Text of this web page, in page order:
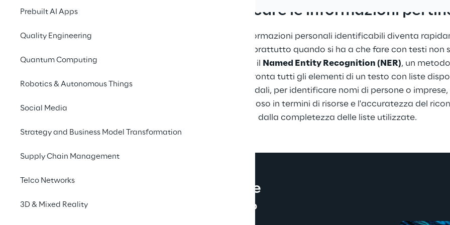
Prebuilt AI Apps
Quality Engineering
Quantum Computing
Robotics & Autonomous Things
Social Media
Strategy and Business Model Transformation
Supply Chain Management
Telco Networks
3D & Mixed Reality
Identificare le informazioni
L'anonimizzazione delle informazioni personali identificabili diventa
banche e assicurazioni, soprattutto quando si ha a che fare con testi
casi, si utilizza tipicamente il
Named Entity Recognition (NER), un
Machine Learning, che confronta tutti gli elementi di un testo con liste
censimento o i registri aziendali, per identificare nomi di persone o imprese,
approccio è molto dispendioso in termini di risorse e l'accuratezza del
dalla completezza delle liste utilizzate.
Un metodo più preciso e
automatizzato del 60%